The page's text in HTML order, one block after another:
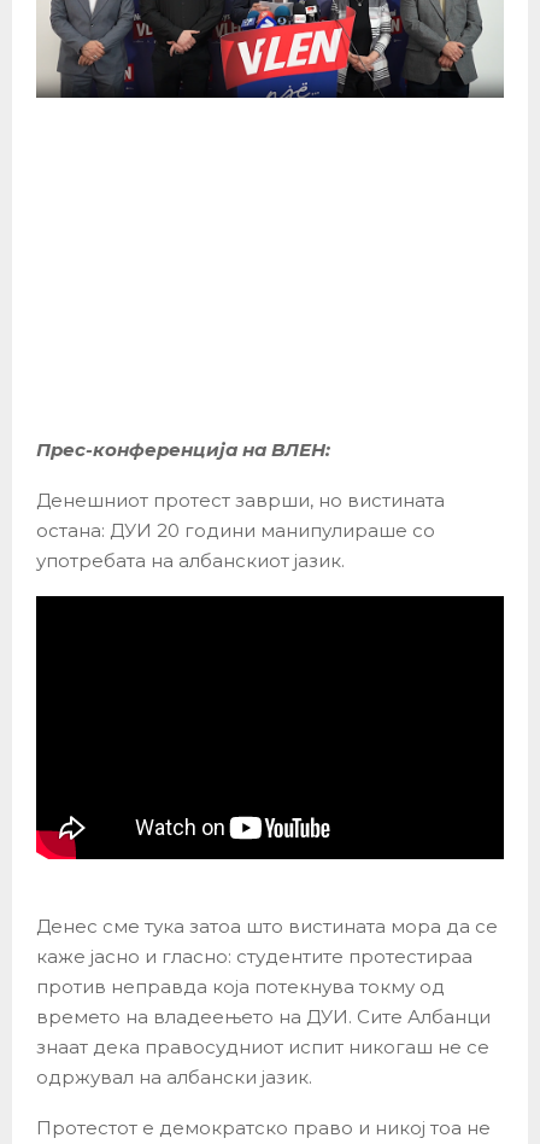
Прес-конференција на ВЛЕН:
Денешниот протест заврши, но вистината
остана: ДУИ 20 години манипулираше со
употребата на албанскиот јазик.
Денес сме тука затоа што вистината мора да се
каже јасно и гласно: студентите протестираа
против неправда која потекнува токму од
времето на владеењето на ДУИ. Сите Албанци
знаат дека правосудниот испит никогаш не се
одржувал на албански јазик.
Протестот е демократско право и никој тоа не